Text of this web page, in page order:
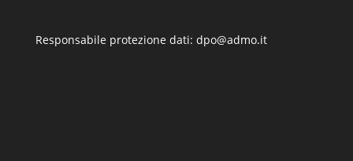
Responsabile protezione dati: dpo@admo.it